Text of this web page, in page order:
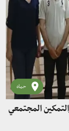
حماه
المجتمعي